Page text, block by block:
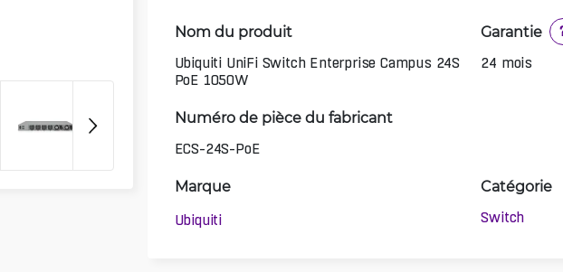
Nom du produit
Ubiquiti UniFi Switch Enterprise Campus 24S
PoE 1050W
Garantie
24 mois
Numéro de pièce du fabricant
ECS-24S-PoE
Marque
Ubiquiti
Catégorie
Switch